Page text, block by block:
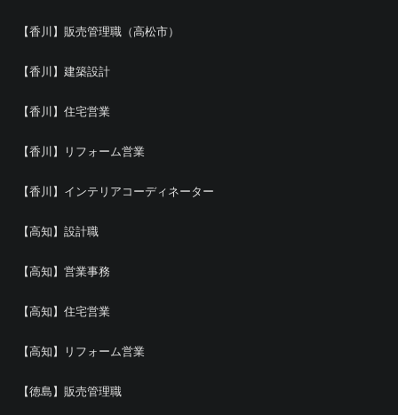
【香川】販売管理職（高松市）
【香川】建築設計
【香川】住宅営業
【香川】リフォーム営業
【香川】インテリアコーディネーター
【高知】設計職
【高知】営業事務
【高知】住宅営業
【高知】リフォーム営業
【徳島】販売管理職